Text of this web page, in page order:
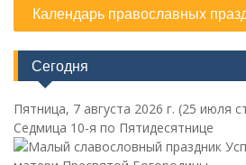
Календарь православных
Сегодня
Пятница, 7 августа 2026 г. (25 июля
Седмица 10-я по Пятидесятнице